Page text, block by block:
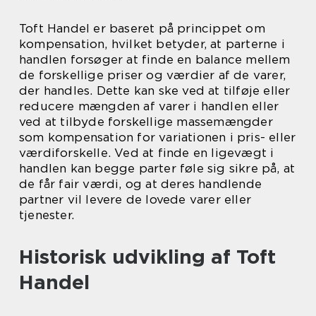
Toft Handel er baseret på princippet om
kompensation, hvilket betyder, at parterne i
handlen forsøger at finde en balance mellem
de forskellige priser og værdier af de varer,
der handles. Dette kan ske ved at tilføje eller
reducere mængden af varer i handlen eller
ved at tilbyde forskellige massemængder
som kompensation for variationen i pris- eller
værdiforskelle. Ved at finde en ligevægt i
handlen kan begge parter føle sig sikre på, at
de får fair værdi, og at deres handlende
partner vil levere de lovede varer eller
tjenester.
Historisk udvikling af Toft
Handel